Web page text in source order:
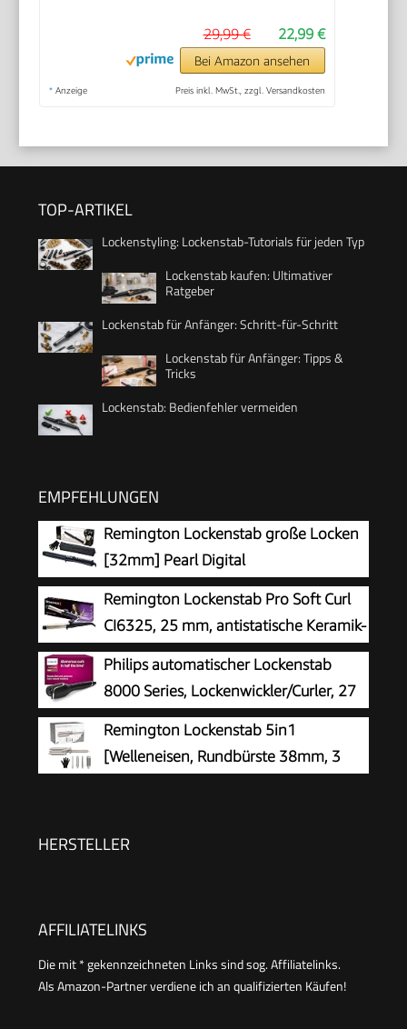
22,99 €
29,99 €
Bei Amazon ansehen
* Anzeige Preis inkl. MwSt., zzgl. Versandkosten
TOP-ARTIKEL
Lockenstyling: Lockenstab-Tutorials für jeden Typ
Lockenstab kaufen: Ultimativer
Ratgeber
Lockenstab für Anfänger: Schritt-für-Schritt
Lockenstab für Anfänger: Tipps &
Tricks
Lockenstab: Bedienfehler vermeiden
EMPFEHLUNGEN
Remington Lockenstab große Locken
[32mm] Pearl Digital
(Keramikbeschichtung mit echten
Perlen) LCD-Display 130-210°C, inkl.
Hitzehandschuh, sanfte Wellen feines bis
kräftiges Haar, Schwarz, CI9533
Remington Lockenstab Pro Soft Curl
CI6325, 25 mm, antistatische Keramik-
Turmalin-Beschichtung,
schwarz/creme | 1er Pack
Philips automatischer Lockenstab
8000 Series, Lockenwickler/Curler, 27
verschiedene Stylingoptionen,
Schwarz, Modell BHB876/00
Remington Lockenstab 5in1
[Welleneisen, Rundbürste 38mm, 3
Spirallocken & Natürliche Locken für alle
HERSTELLER
AFFILIATELINKS
Die mit * gekennzeichneten Links sind sog. Affiliatelinks.
Als Amazon-Partner verdiene ich an qualifizierten Käufen!